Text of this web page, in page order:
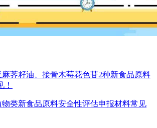
麻荠籽油、接骨木莓花色苷2种新食品原料
！
物类新食品原料安全性评估申报材料常见